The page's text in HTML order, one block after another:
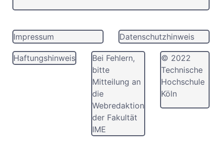
Impressum Datenschutzhinweis
Haftungshinweis
Bei Fehlern,
bitte
Mitteilung an
die
Webredaktion
der Fakultät
IME
© 2022
Technische
Hochschule
Köln